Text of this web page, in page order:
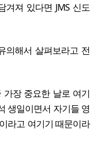
겨져 있다면 JMS 신도
의해서 살펴보라고 전
가장 중요한 날로 여기
생일이면서 자기들 영
라고 여기기 때문이라